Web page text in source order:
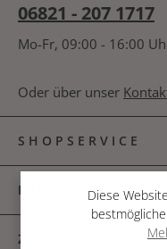
06821 - 207 1717
Mo-Fr, 09:00 - 16:00
Oder über unser
SHOPSERVICE
INFORMATIONEN
Diese